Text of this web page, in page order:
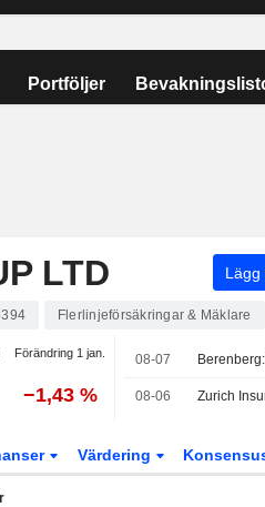
Portföljer
LTD Lägg
Flerlinjeförsäkringar & Mäklare
Förändring 1 jan.
−1,43 %
08-07
08-06
Värdering